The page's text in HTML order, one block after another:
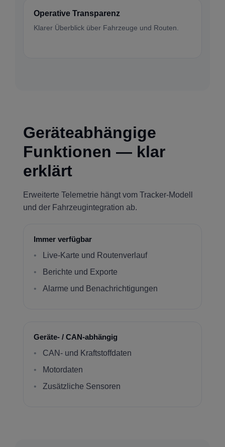
Operative Transparenz
Klarer Überblick über Fahrzeuge und Routen.
Geräteabhängige
Funktionen — klar
erklärt
Erweiterte Telemetrie hängt vom Tracker-Modell
und der Fahrzeugintegration ab.
Immer verfügbar
Live-Karte und Routenverlauf
Berichte und Exporte
Alarme und Benachrichtigungen
Geräte- / CAN-abhängig
CAN- und Kraftstoffdaten
Motordaten
Zusätzliche Sensoren